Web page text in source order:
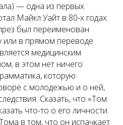
— одна из первых
Майкл Уайт в 80-х годах.
был переименован
или в прямом переводе
медицинским
в этом нет ничего
которую
с молодежью и о ней,
Сказать, что «Том
что-то о его личности.
в том, что он испачкает